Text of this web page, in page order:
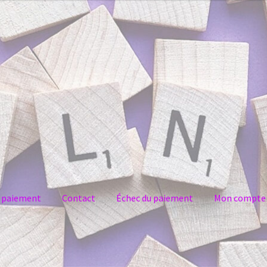
Contact Échec du paiement Mon compte